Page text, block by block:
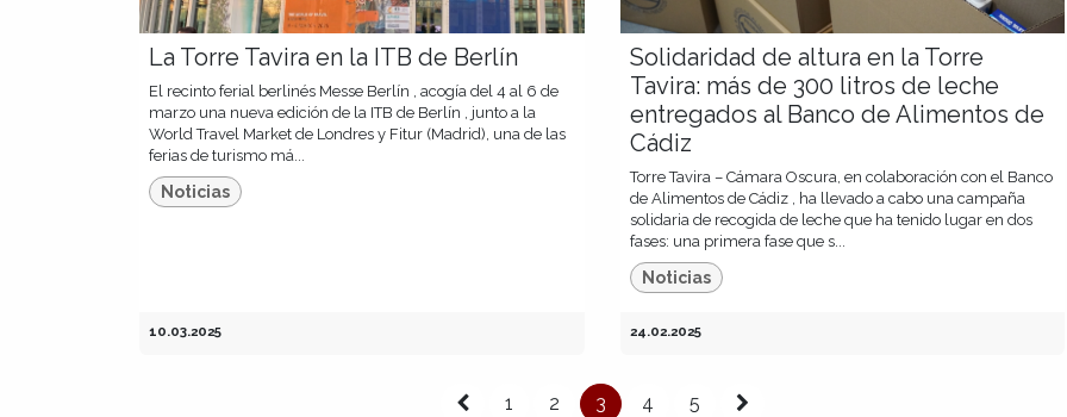
La Torre Tavira en la ITB de Berlín
El recinto ferial berlinés Messe Berlín , acogía del 4 al 6 de
marzo una nueva edición de la ITB de Berlín , junto a la
World Travel Market de Londres y Fitur (Madrid), una de las
ferias de turismo má...
Noticias
10.03.2025
Solidaridad de altura en la Torre
Tavira: más de 300 litros de leche
entregados al Banco de Alimentos de
Cádiz
Torre Tavira – Cámara Oscura, en colaboración con el Banco
de Alimentos de Cádiz , ha llevado a cabo una campaña
solidaria de recogida de leche que ha tenido lugar en dos
fases: una primera fase que s...
Noticias
24.02.2025
1 2 3 4 5